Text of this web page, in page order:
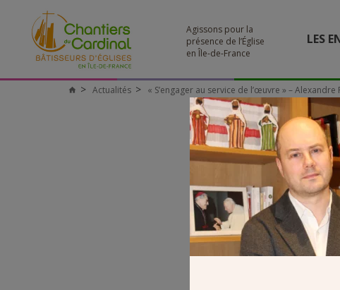
Agissons pour la
présence de l’Église
en Île-de-France
LES
Chantiers
Actualités « S’engager au service de l’œuvre » –